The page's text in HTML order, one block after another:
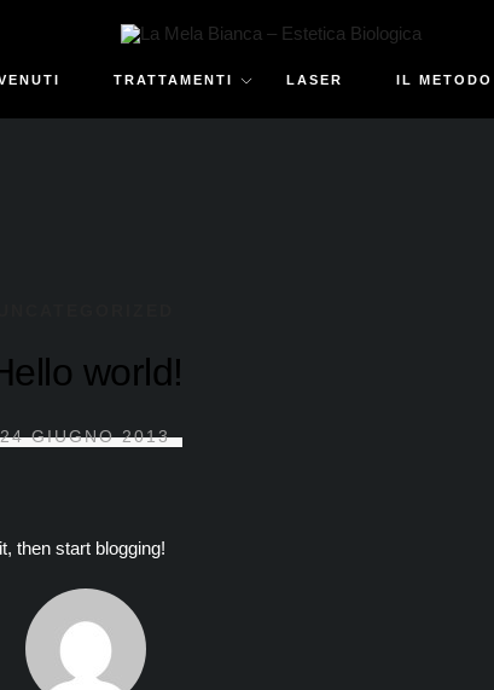
TRATTAMENTI LASER IL
world!
24 GIUGNO 2013
then start blogging!